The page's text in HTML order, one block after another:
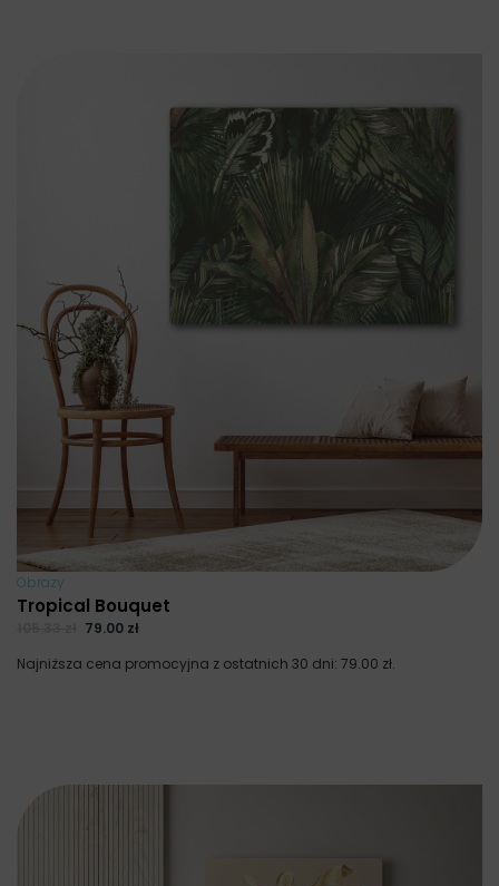
Obrazy
Tropical Bouquet
79.00 zł
Najniższa cena promocyjna z ostatnich 30 dni: 79.00 zł.